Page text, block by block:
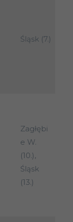
Śląsk (7.)
Zagłębi
e W.
(10.),
Śląsk
(13.)